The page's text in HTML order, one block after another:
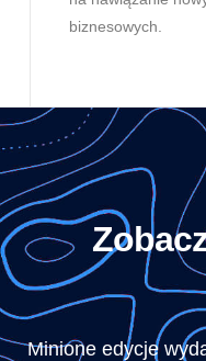
biznesowych.
Minione edycje